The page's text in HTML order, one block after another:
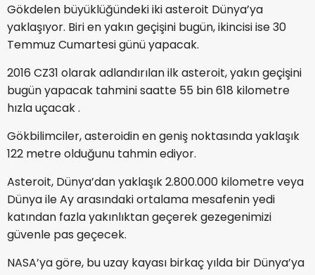
Gökdelen büyüklüğündeki iki asteroit Dünya’ya
yaklaşıyor. Biri en yakın geçişini bugün, ikincisi ise 30
Temmuz Cumartesi günü yapacak.
2016 CZ31 olarak adlandırılan ilk asteroit, yakın geçişini
bugün yapacak tahmini saatte 55 bin 618 kilometre
hızla uçacak .
Gökbilimciler, asteroidin en geniş noktasında yaklaşık
122 metre olduğunu tahmin ediyor.
Asteroit, Dünya’dan yaklaşık 2.800.000 kilometre veya
Dünya ile Ay arasındaki ortalama mesafenin yedi
katından fazla yakınlıktan geçerek gezegenimizi
güvenle pas geçecek.
NASA’ya göre, bu uzay kayası birkaç yılda bir Dünya’ya